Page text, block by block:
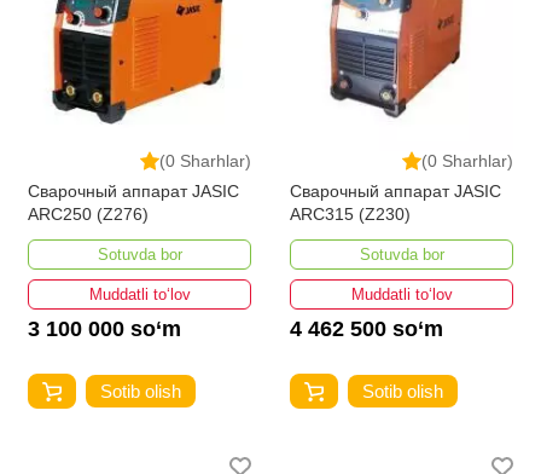
(0 Sharhlar)
Сварочный аппарат JASIC
ARC250 (Z276)
Sotuvda bor
Muddatli to‘lov
3 100 000 so‘m
Sotib olish
(0 Sharhlar)
Сварочный аппарат JASIC
ARC315 (Z230)
Sotuvda bor
Muddatli to‘lov
4 462 500 so‘m
Sotib olish